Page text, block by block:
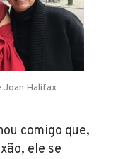
Joan Halifax
comigo que,
ele se